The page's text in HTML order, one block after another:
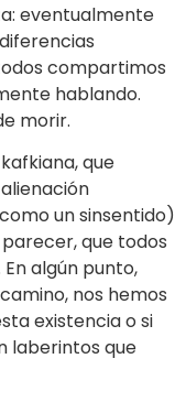
eventualmente
compartimos
hablando.
morir.
que
un sinsentido)
que todos
algún punto,
nos hemos
existencia o si
laberintos que